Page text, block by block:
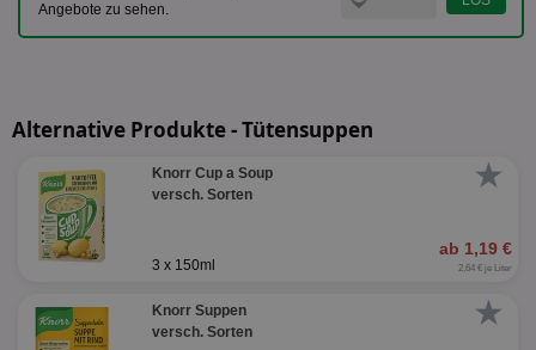
Angebote zu sehen.
Alternative Produkte - Tütensuppen
★
Knorr Cup a Soup
versch. Sorten
ab 1,19 €
3 x 150ml 2,64 € je Liter
★
Knorr Suppen
versch. Sorten